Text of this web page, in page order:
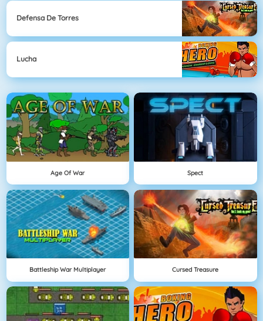
Defensa De Torres
Lucha
Age Of War Spect
Battleship War Multiplayer Cursed Treasure